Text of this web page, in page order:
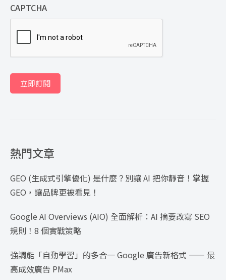
CAPTCHA
立即訂閱
熱門文章
GEO (生成式引擎優化) 是什麼？別讓 AI 把你靜音！掌握
GEO，讓品牌更被看見！
Google AI Overviews (AIO) 全面解析：AI 摘要改寫 SEO
規則！8 個實戰策略
強調能「自動學習」的多合一 Google 廣告新格式 —— 最
高成效廣告 PMax